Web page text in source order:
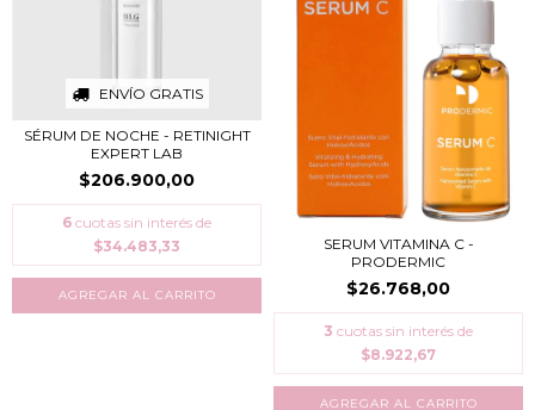
ENVÍO GRATIS
SÉRUM DE NOCHE - RETINIGHT
EXPERT LAB
$206.900,00
6 cuotas sin interés de
$34.483,33
SERUM VITAMINA C -
PRODERMIC
$26.768,00
3 cuotas sin interés de
$8.922,67